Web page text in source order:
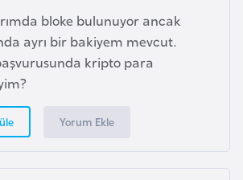
bloke bulunuyor ancak
ayrı bir bakiyem mevcut.
kripto para
Yorum Ekle